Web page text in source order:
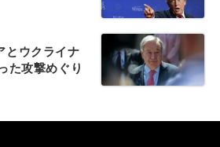
とウクライナ
た攻撃めぐり